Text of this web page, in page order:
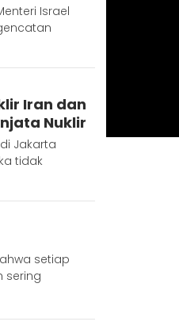
Israel
Iran dan
Nuklir
Jakarta
tidak
setiap
sering